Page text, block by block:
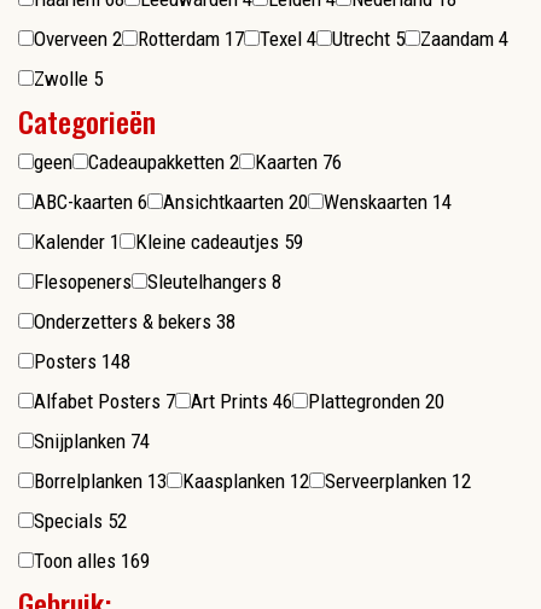
Overveen 2 Rotterdam 17 Texel 4 Utrecht 5 Zaandam 4
Zwolle 5
Categorieën
geen Cadeaupakketten 2 Kaarten 76
ABC-kaarten 6 Ansichtkaarten 20 Wenskaarten 14
Kalender 1 Kleine cadeautjes 59
Flesopeners
Sleutelhangers 8
Onderzetters & bekers 38
Posters 148
Alfabet Posters 7 Art Prints 46 Plattegronden 20
Snijplanken 74
Borrelplanken 13 Kaasplanken 12 Serveerplanken 12
Specials 52
Toon alles 169